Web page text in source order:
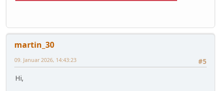
martin_30
#5
09. Januar 2026, 14:43:23
Hi,